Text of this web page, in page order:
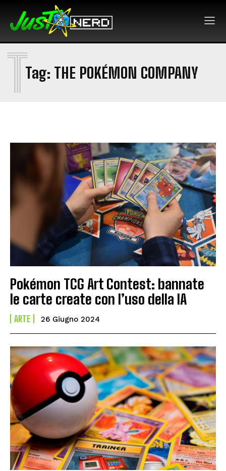
Tag: THE POKÉMON COMPANY
T
Pokémon TCG Art Contest: bannate
le carte create con l’uso della IA
ARTE 26 Giugno 2024